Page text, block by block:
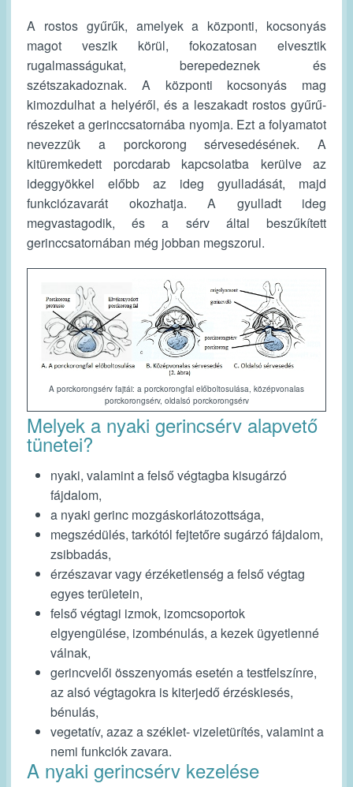
A rostos gyűrűk, amelyek a központi, kocsonyás
magot veszik körül, fokozatosan elvesztik
rugalmasságukat, berepedeznek és
szétszakadoznak. A központi kocsonyás mag
kimozdulhat a helyéről, és a leszakadt rostos gyűrű-
részeket a gerinccsatornába nyomja. Ezt a folyamatot
nevezzük a porckorong sérvesedésének. A
kitüremkedett porcdarab kapcsolatba kerülve az
ideggyökkel előbb az ideg gyulladását, majd
funkciózavarát okozhatja. A gyulladt ideg
megvastagodik, és a sérv által beszűkített
gerinccsatornában még jobban megszorul.
A porckorongsérv fajtái: a porckorongfal előboltosulása, középvonalas
porckorongsérv, oldalsó porckorongsérv
Melyek a nyaki gerincsérv alapvető
tünetei?
nyaki, valamint a felső végtagba kisugárzó
fájdalom,
a nyaki gerinc mozgáskorlátozottsága,
megszédülés, tarkótól fejtetőre sugárzó fájdalom,
zsibbadás,
érzészavar vagy érzéketlenség a felső végtag
egyes területein,
felső végtagi izmok, izomcsoportok
elgyengülése, izombénulás, a kezek ügyetlenné
válnak,
gerincvelői összenyomás esetén a testfelszínre,
az alsó végtagokra is kiterjedő érzéskiesés,
bénulás,
vegetatív, azaz a széklet- vizeletürítés, valamint a
nemi funkciók zavara.
A nyaki gerincsérv kezelése